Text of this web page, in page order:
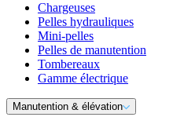
Chargeuses
Pelles hydrauliques
Mini-pelles
Pelles de manutention
Tombereaux
Gamme électrique
Manutention & élévation